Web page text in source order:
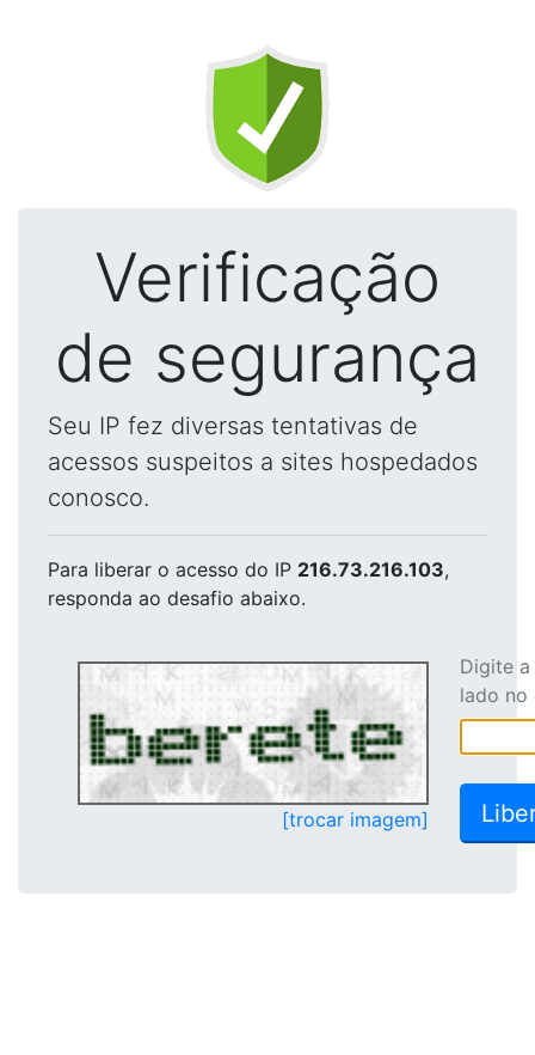
Verificação
de segurança
Seu IP fez diversas tentativas de
acessos suspeitos a sites hospedados
conosco.
Para liberar o acesso do IP 216.73.216.103,
responda ao desafio abaixo.
[trocar imagem]
Digite
lado no